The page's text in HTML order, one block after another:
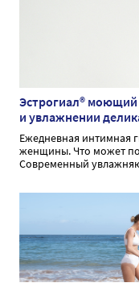
Эстрогиал® моющий
и увлажнении
Ежедневная интимная
женщины. Что может
Современный
интимной гигиене.